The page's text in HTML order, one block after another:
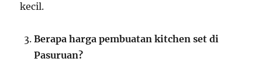
kecil.
Berapa harga pembuatan kitchen set di
Pasuruan?